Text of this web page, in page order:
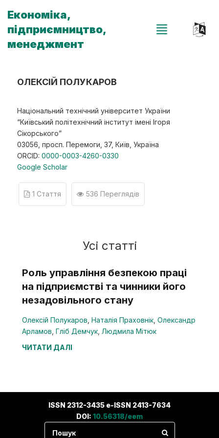
Економіка,
підприємництво,
менеджмент
ОЛЕКСІЙ ПОЛУКАРОВ
Національний технічний університет України
“Київський політехнічний інститут імені Ігоря
Сікорського”
03056, просп. Перемоги, 37, Київ, Україна
ORCID: 0000-0003-4260-0330
Google Scholar
1 Стаття 536 Переглядів
Усі статті
Роль управління безпекою праці
на підприємстві та чинники його
незадовільного стану
Олексій Полукаров Наталія Праховнік Олександр
Арламов Гліб Демчук Людмила Мітюк
ЧИТАТИ ДАЛІ
ISSN 2312-3435 e-ISSN 2413-7634
DOI: 10.56318/eem